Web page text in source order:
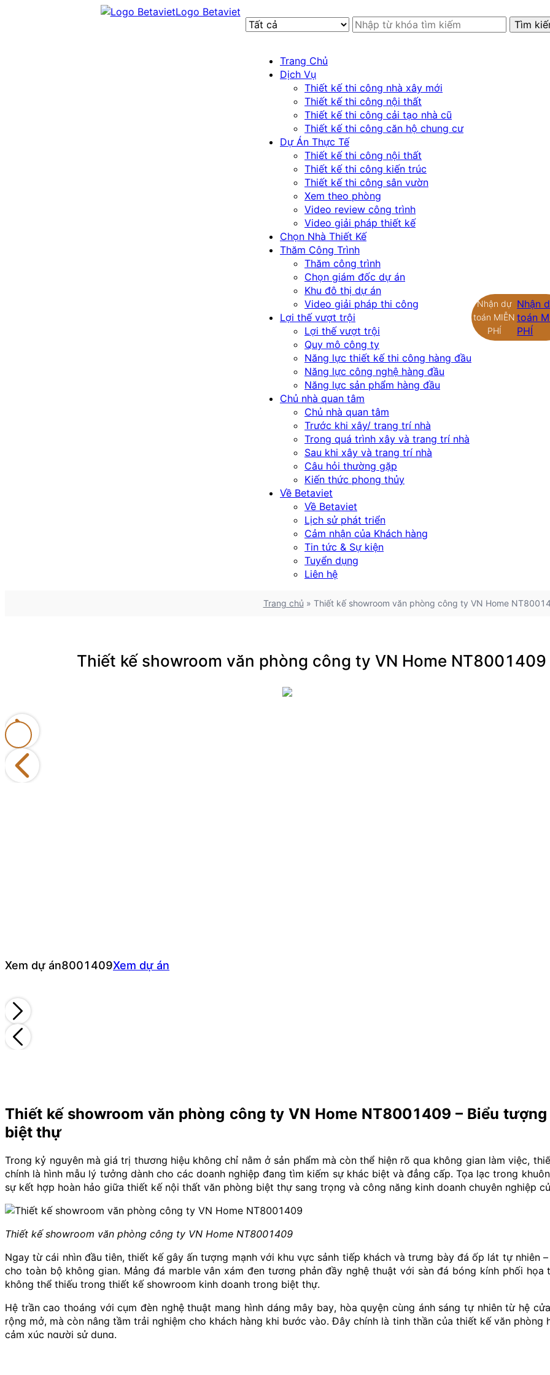
Logo Betaviet
Trang Chủ
Dịch Vụ
Thiết kế thi công nhà xây mới
Thiết kế thi công nội thất
Thiết kế thi công cải tạo nhà cũ
Thiết kế thi công căn hộ chung cư
Dự Án Thực Tế
Thiết kế thi công nội thất
Thiết kế thi công kiến trúc
Thiết kế thi công sân vườn
Xem theo phòng
Video review công trình
Video giải pháp thiết kế
Chọn Nhà Thiết Kế
Thăm Công Trình
Thăm công trình
Chọn giám đốc dự án
Khu đô thị dự án
Video giải pháp thi công
Lợi thế vượt trội
Lợi thế vượt trội
Quy mô công ty
Năng lực thiết kế thi công hàng đầu
Năng lực công nghệ hàng đầu
Năng lực sản phẩm hàng đầu
Chủ nhà quan tâm
Chủ nhà quan tâm
Trước khi xây/ trang trí nhà
Trong quá trình xây và trang trí nhà
Sau khi xây và trang trí nhà
Câu hỏi thường gặp
Kiến thức phong thủy
Về Betaviet
Về Betaviet
Lịch sử phát triển
Cảm nhận của Khách hàng
Tin tức & Sự kiện
Tuyển dụng
Liên hệ
Nhận dự
toán MIỄN
PHÍ
Nhận
toán
PHÍ
Trang chủ » Thiết kế showroom văn phòng công ty VN Home
Thiết kế showroom văn phòng công ty VN Home NT8001409
Xem dự án8001409Xem dự án
Thiết kế showroom văn phòng công ty VN Home NT8001409 – Biểu
biệt thự
Trong kỷ nguyên mà giá trị thương hiệu không chỉ nằm ở sản phẩm mà còn thể hiện rõ qua không gian làm việc,
chính là hình mẫu lý tưởng dành cho các doanh nghiệp đang tìm kiếm sự khác biệt và đẳng cấp. Tọa lạc trong
sự kết hợp hoàn hảo giữa thiết kế nội thất văn phòng biệt thự sang trọng và công năng kinh doanh chuyên nghiệp
Thiết kế showroom văn phòng công ty VN Home NT8001409
Ngay từ cái nhìn đầu tiên, thiết kế gây ấn tượng mạnh với khu vực sảnh tiếp khách và trưng bày đá ốp lát tự nhiên
cho toàn bộ không gian. Mảng đá marble vân xám đen tương phản đầy nghệ thuật với sàn đá bóng kính phối
không thể thiếu trong thiết kế showroom kinh doanh trong biệt thự.
Hệ trần cao thoáng với cụm đèn nghệ thuật mang hình dáng mây bay, hòa quyện cùng ánh sáng tự nhiên từ hệ
rộng mở, mà còn nâng tầm trải nghiệm cho khách hàng khi bước vào. Đây chính là tinh thần của thiết kế văn
cảm xúc người sử dụng.